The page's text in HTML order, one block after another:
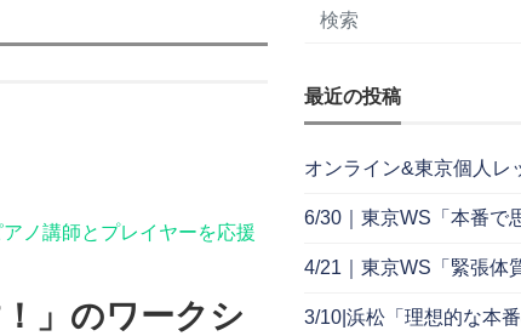
ノ講師とプレイヤーを応援
」のワークシ
最近の投稿
オンライン&東京個人レ
6/30｜東京WS「本番で
4/21｜東京WS「緊張体
3/10|浜松「理想的な本